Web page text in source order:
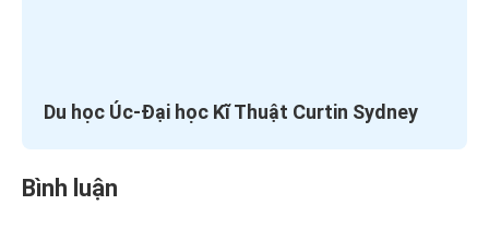
Du học Úc-Đại học Kĩ Thuật Curtin Sydney
Bình luận